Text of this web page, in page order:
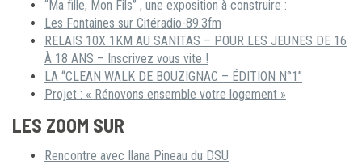
“Ma fille, Mon Fils” , une exposition à construire :
Les Fontaines sur Citéradio-89.3fm
RELAIS 10X 1KM AU SANITAS – POUR LES JEUNES DE 16
À 18 ANS – Inscrivez vous vite !
LA “CLEAN WALK DE BOUZIGNAC – ÉDITION N°1”
Projet : « Rénovons ensemble votre logement »
LES ZOOM SUR
Rencontre avec Ilana Pineau du DSU